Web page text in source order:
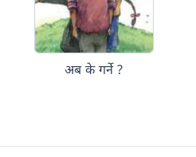
अब के गर्ने ?